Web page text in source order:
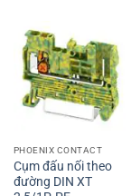
PHOENIX CONTACT
Cụm đấu nối theo
đường DIN XT